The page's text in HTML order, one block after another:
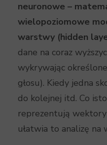
neuronowe –
wielopoziomowe
warstwy (hidden
dane na coraz
wykrywając
głosu). Kiedy jedna
do kolejnej itd. Co
reprezentują
ułatwia to analizę na